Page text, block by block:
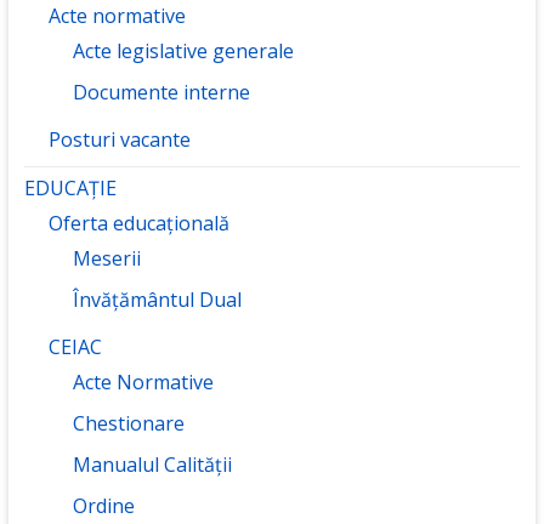
Acte normative
Acte legislative generale
Documente interne
Posturi vacante
EDUCAȚIE
Oferta educațională
Meserii
Învățământul Dual
CEIAC
Acte Normative
Chestionare
Manualul Calității
Ordine